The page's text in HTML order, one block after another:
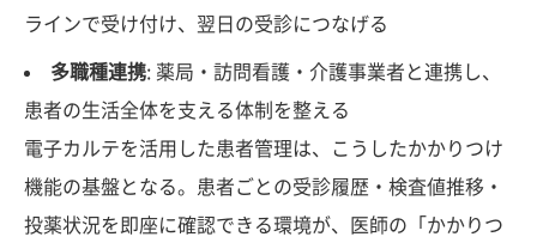
ラインで受け付け、翌日の受診につなげる
多職種連携: 薬局・訪問看護・介護事業者と連携し、
患者の生活全体を支える体制を整える
電子カルテを活用した患者管理は、こうしたかかりつけ
機能の基盤となる。患者ごとの受診履歴・検査値推移・
投薬状況を即座に確認できる環境が、医師の「かかりつ